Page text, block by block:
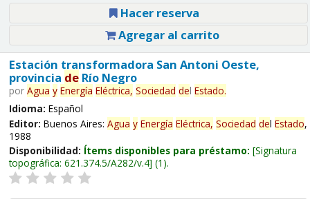
Hacer reserva
Agregar al carrito
Estación transformadora San Antoni Oeste,
provincia deRío Negro
por Agua y Energía Eléctrica, Sociedad del Estado.
Idioma: Español
Editor: Buenos Aires: Agua y Energía Eléctrica, Sociedad del Estado,
1988
Disponibilidad: Ítems disponibles para préstamo: Signatura
topográfica: 621.374.5/A282/v.4 (1).